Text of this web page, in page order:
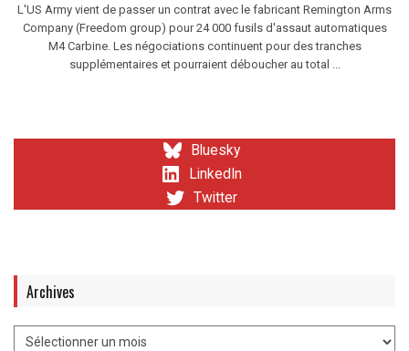
L'US Army vient de passer un contrat avec le fabricant Remington Arms
Company (Freedom group) pour 24 000 fusils d'assaut automatiques
M4 Carbine. Les négociations continuent pour des tranches
supplémentaires et pourraient déboucher au total ...
Bluesky
LinkedIn
Twitter
Archives